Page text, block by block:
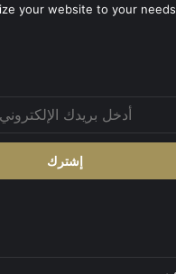
your website to your needs.